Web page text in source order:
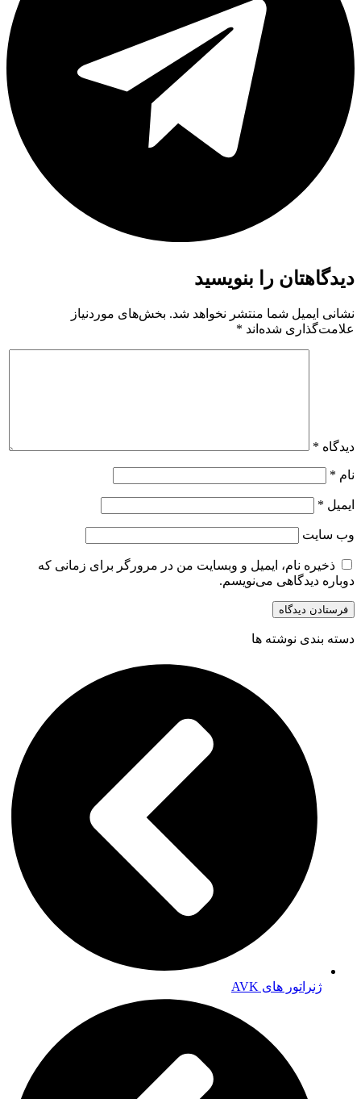
دیدگاهتان را بنویسید
نشانی ایمیل شما منتشر نخواهد شد. بخش‌های موردنیاز
علامت‌گذاری شده‌اند *
دیدگاه *
نام *
ایمیل *
وب‌ سایت
ذخیره نام، ایمیل و وبسایت من در مرورگر برای زمانی که
دوباره دیدگاهی می‌نویسم.
دسته بندی نوشته ها
ژنراتور های AVK